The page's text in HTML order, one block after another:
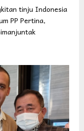
tinju Indonesia
PP Pertina,